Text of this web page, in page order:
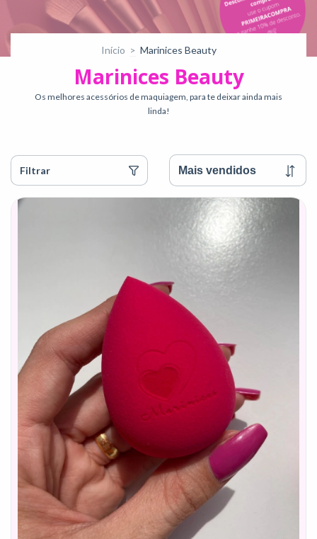
Início > Marinices Beauty
Marinices Beauty
Os melhores acessórios de maquiagem, para te deixar ainda mais
linda!
Filtrar